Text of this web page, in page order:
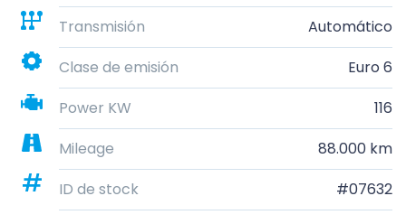
Transmisión
Automático
Clase de emisión
Euro 6
Power KW
116
Mileage
88.000 km
ID de stock
#07632